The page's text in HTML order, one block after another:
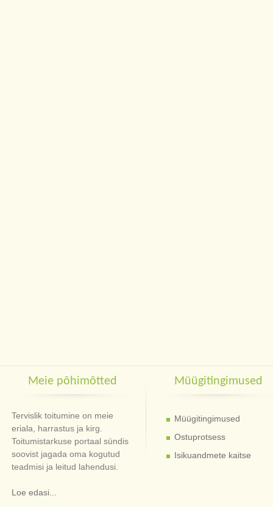
Meie põhimõtted
Tervislik toitumine on meie
eriala, harrastus ja kirg.
Toitumistarkuse portaal sündis
soovist jagada oma kogutud
teadmisi ja leitud lahendusi.
Loe edasi...
Müügitingimused
Müügitingimused
Ostuprotsess
Isikuandmete kaitse